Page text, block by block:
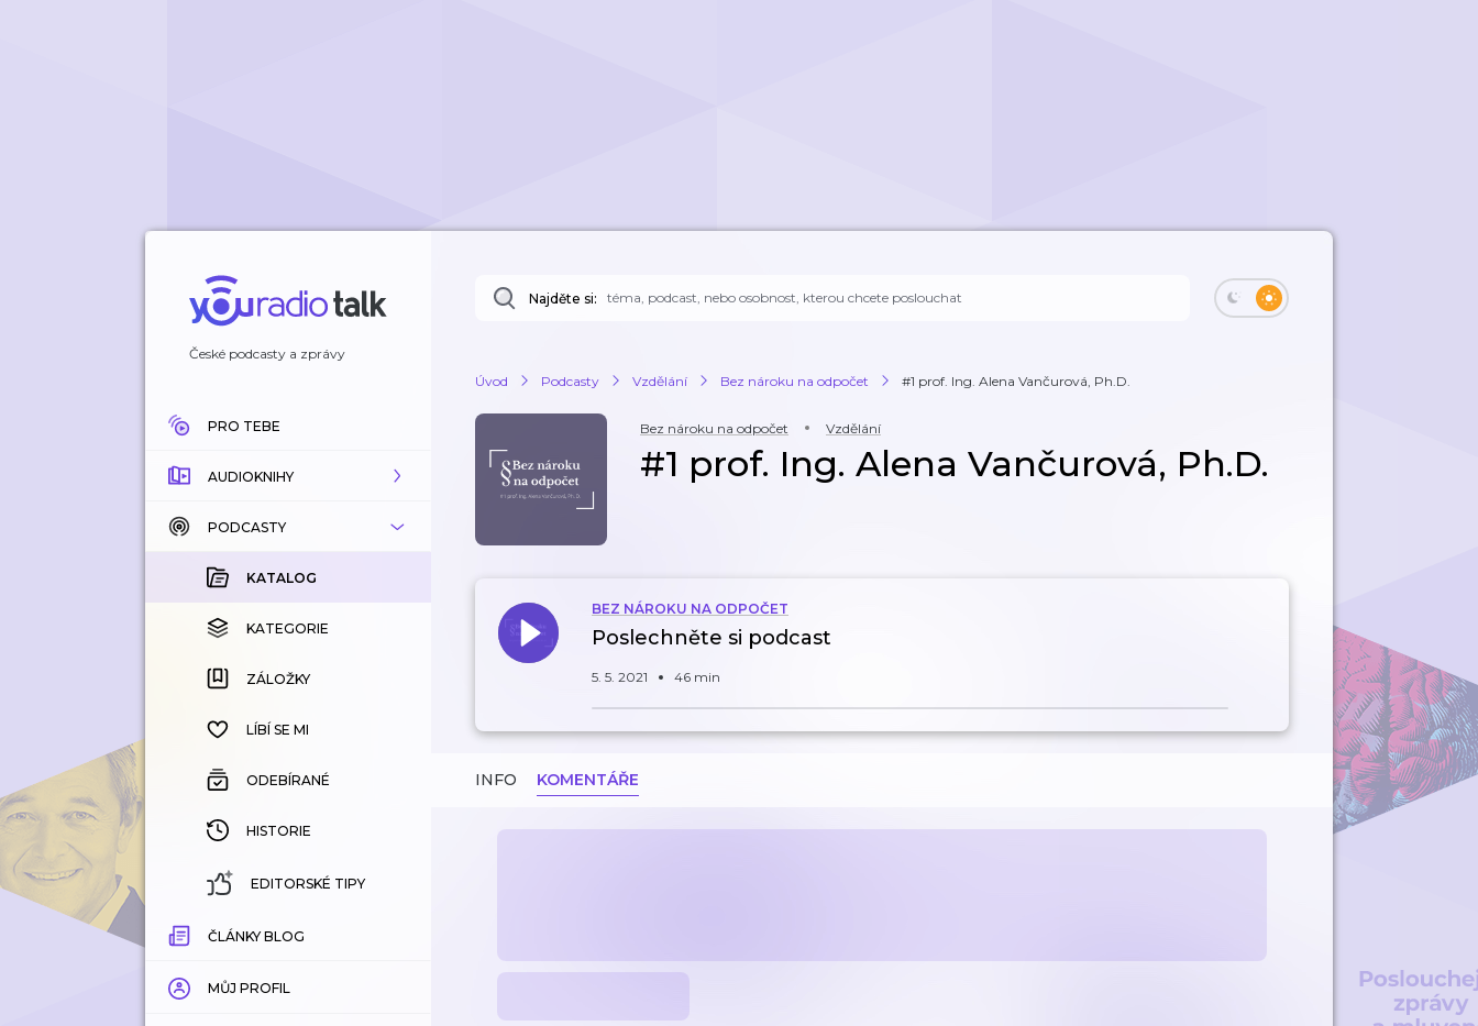
České podcasty a zprávy
PRO TEBE
AUDIOKNIHY
KATALOG
KOUPENÉ
KATEGORIE
ZÁLOŽKY
HISTORIE
PODCASTY
KATALOG
KATEGORIE
ZÁLOŽKY
LÍBÍ SE MI
ODEBÍRANÉ
HISTORIE
EDITORSKÉ TIPY
ČLÁNKY BLOG
MŮJ PROFIL
Najděte si:
Úvod Podcasty Vzdělání Bez nároku na odpočet #1 prof. Ing. Alena Vančurová, Ph.D.
Bez nároku na odpočet Vzdělání
#1 prof. Ing. Alena Vančurová, Ph.D.
BEZ NÁROKU NA ODPOČET
Poslechněte si podcast
5. 5. 2021 46 min
INFO KOMENTÁŘE